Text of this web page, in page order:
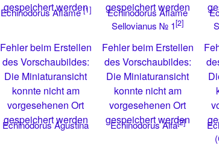
gespeichert werden
Echinodorus Aflame [1]
gespeichert werden
Echinodorus Aflame
Sellovianus № 1[2]
Fehler beim Erstellen
des Vorschaubildes:
Die Miniaturansicht
konnte nicht am
vorgesehenen Ort
gespeichert werden
Echinodorus Agustina
Fehler beim Erstellen
des Vorschaubildes:
Die Miniaturansicht
konnte nicht am
vorgesehenen Ort
gespeichert werden
Echinodorus Alfa[2]